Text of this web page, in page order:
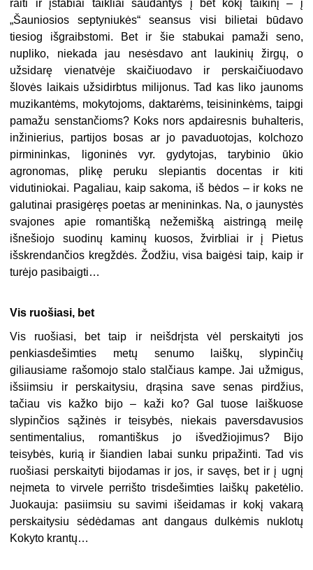
raiti ir įstabiai taikliai šaudantys į bet kokį taikinį – į
„Šauniosios septyniukės“ seansus visi bilietai būdavo
tiesiog išgraibstomi. Bet ir šie stabukai pamaži seno,
nupliko, niekada jau nesėsdavo ant laukinių žirgų, o
užsidarę vienatvėje skaičiuodavo ir perskaičiuodavo
šlovės laikais užsidirbtus milijonus. Tad kas liko jaunoms
muzikantėms, mokytojoms, daktarėms, teisininkėms, taipgi
pamažu senstančioms? Koks nors apdairesnis buhalteris,
inžinierius, partijos bosas ar jo pavaduotojas, kolchozo
pirmininkas, ligoninės vyr. gydytojas, tarybinio ūkio
agronomas, plikę peruku slepiantis docentas ir kiti
vidutiniokai. Pagaliau, kaip sakoma, iš bėdos – ir koks ne
galutinai prasigėręs poetas ar menininkas. Na, o jaunystės
svajones apie romantišką nežemišką aistringą meilę
išnešiojo suodinų kaminų kuosos, žvirbliai ir į Pietus
išskrendančios kregždės. Žodžiu, visa baigėsi taip, kaip ir
turėjo pasibaigti…
Vis ruošiasi, bet
Vis ruošiasi, bet taip ir neišdrįsta vėl perskaityti jos
penkiasdešimties metų senumo laiškų, slypinčių
giliausiame rašomojo stalo stalčiaus kampe. Jai užmigus,
išsiimsiu ir perskaitysiu, drąsina save senas pirdžius,
tačiau vis kažko bijo – kaži ko? Gal tuose laiškuose
slypinčios sąžinės ir teisybės, niekais paversdavusios
sentimentalius, romantiškus jo išvedžiojimus? Bijo
teisybės, kurią ir šiandien labai sunku pripažinti. Tad vis
ruošiasi perskaityti bijodamas ir jos, ir savęs, bet ir į ugnį
neįmeta to virvele perrišto trisdešimties laiškų paketėlio.
Juokauja: pasiimsiu su savimi išeidamas ir kokį vakarą
perskaitysiu sėdėdamas ant dangaus dulkėmis nuklotų
Kokyto krantų…